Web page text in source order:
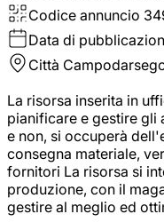
Codice annuncio
Data di
Città
La risorsa inserita in
pianificare e gestire
e non, si occuperà
consegna materiale,
fornitori La risorsa si
produzione, con il
gestire al meglio ed